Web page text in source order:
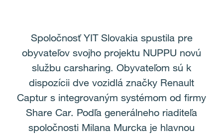
Spoločnosť YIT Slovakia spustila pre
obyvateľov svojho projektu NUPPU novú
službu carsharing. Obyvateľom sú k
dispozícii dve vozidlá značky Renault
Captur s integrovaným systémom od firmy
Share Car. Podľa generálneho riaditeľa
spoločnosti Milana Murcka je hlavnou